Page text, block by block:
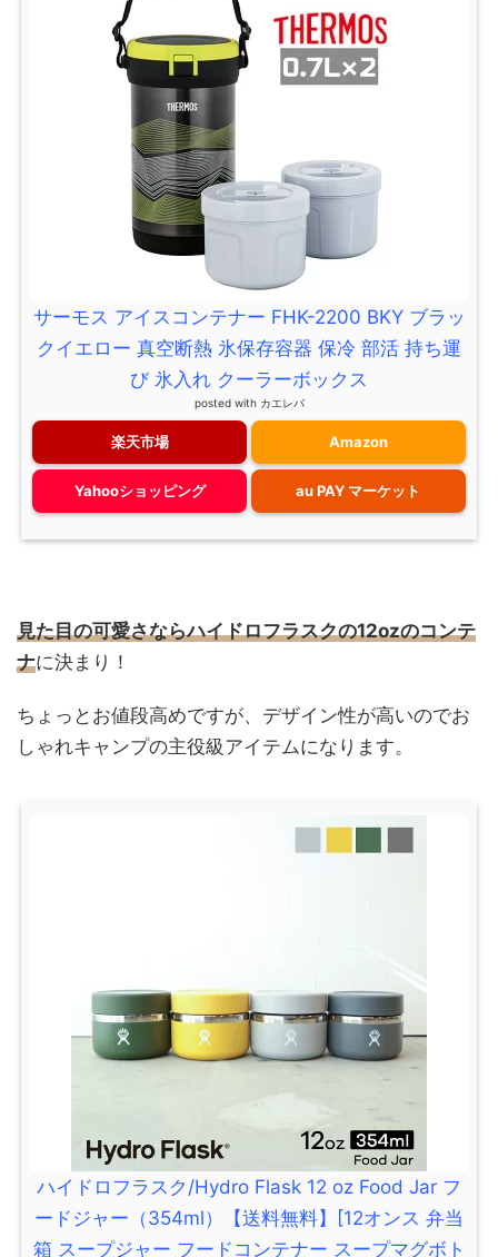
サーモス アイスコンテナー FHK-2200 BKY ブラッ
クイエロー 真空断熱 氷保存容器 保冷 部活 持ち運
び 氷入れ クーラーボックス
posted with カエレバ
楽天市場 Amazon
Yahooショッピング au PAY マーケット
見た目の可愛さならハイドロフラスクの12ozのコンテ
ナに決まり！
ちょっとお値段高めですが、デザイン性が高いのでお
しゃれキャンプの主役級アイテムになります。
ハイドロフラスク/Hydro Flask 12 oz Food Jar フ
ードジャー（354ml）【送料無料】[12オンス 弁当
箱 スープジャー フードコンテナー スープマグボト